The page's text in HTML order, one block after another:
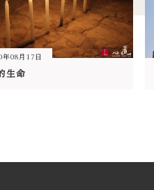
08月17日
生命